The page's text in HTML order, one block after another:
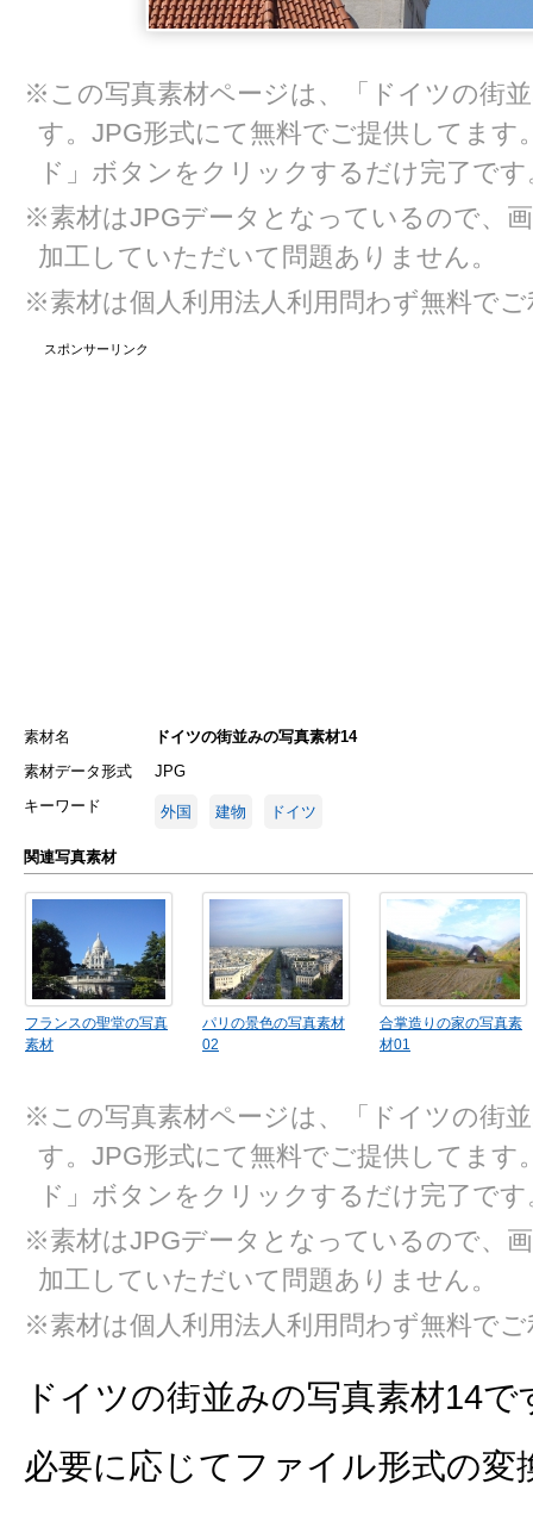
※この写真素材ページは、「ドイツの街
す。JPG形式にて無料でご提供してます
ド」ボタンをクリックするだけ完了です
※素材はJPGデータとなっているので、
加工していただいて問題ありません。
※素材は個人利用法人利用問わず無料で
スポンサーリンク
素材名
ドイツの街並みの写真素材14
素材データ形式
JPG
キーワード
外国 建物 ドイツ
関連写真素材
フランスの聖堂の写真
素材
パリの景色の写真素材
02
合掌造りの家の写真素
材01
※この写真素材ページは、「ドイツの街
す。JPG形式にて無料でご提供してます
ド」ボタンをクリックするだけ完了です
※素材はJPGデータとなっているので、
加工していただいて問題ありません。
※素材は個人利用法人利用問わず無料で
ドイツの街並みの写真素材14で
必要に応じてファイル形式の変